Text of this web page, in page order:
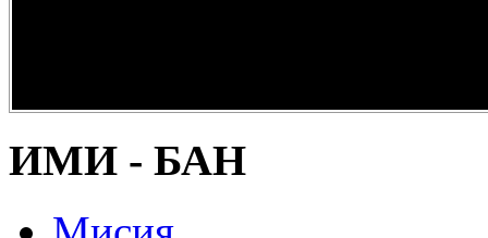
наследство” -
ИМИ - БАН